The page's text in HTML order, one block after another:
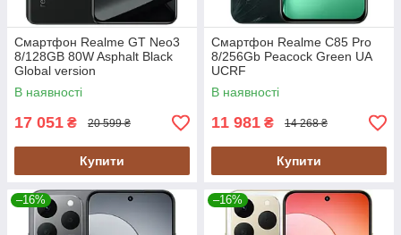
Смартфон Realme GT Neo3
8/128GB 80W Asphalt Black
Global version
В наявності
17 051 ₴ 20 599 ₴
Купити
Смартфон Realme C85 Pro
8/256Gb Peacock Green UA
UCRF
В наявності
11 981 ₴ 14 268 ₴
Купити
–16% –16%